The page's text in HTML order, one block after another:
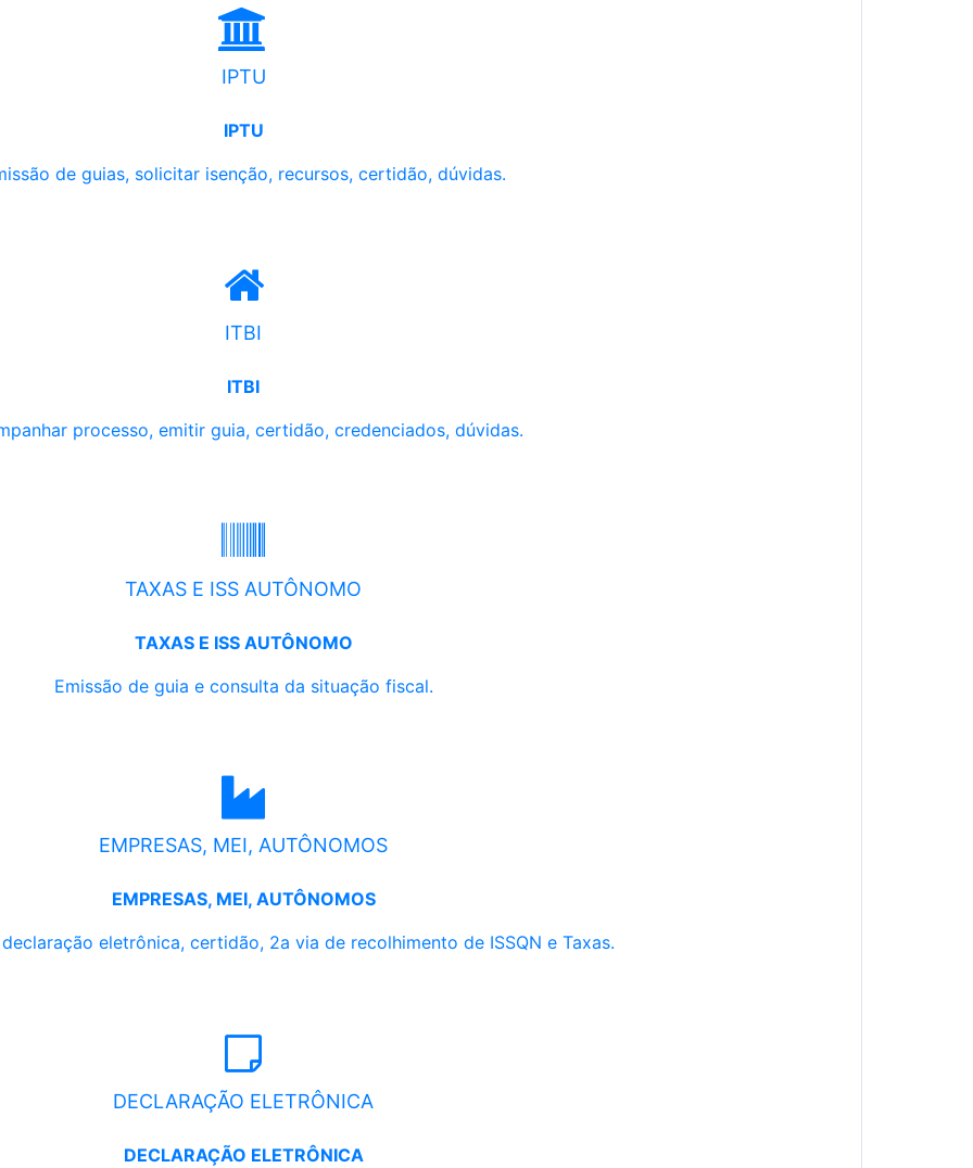
IPTU
IPTU
de guias, solicitar isenção, recursos, certidão, dúvidas.
ITBI
ITBI
processo, emitir guia, certidão, credenciados, dúvidas.
TAXAS E ISS AUTÔNOMO
TAXAS E ISS AUTÔNOMO
Emissão de guia e consulta da situação fiscal.
EMPRESAS, MEI, AUTÔNOMOS
EMPRESAS, MEI, AUTÔNOMOS
eletrônica, certidão, 2a via de recolhimento de ISSQN e Taxas.
DECLARAÇÃO ELETRÔNICA
DECLARAÇÃO ELETRÔNICA